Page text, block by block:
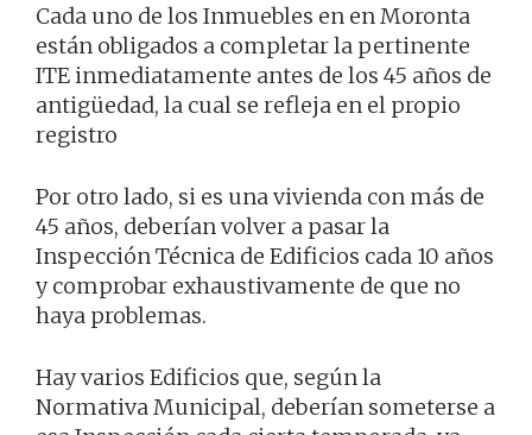
Cada uno de los Inmuebles en en Moronta
están obligados a completar la pertinente
ITE inmediatamente antes de los 45 años de
antigüedad, la cual se refleja en el propio
registro
Por otro lado, si es una vivienda con más de
45 años, deberían volver a pasar la
Inspección Técnica de Edificios cada 10 años
y comprobar exhaustivamente de que no
haya problemas.
Hay varios Edificios que, según la
Normativa Municipal, deberían someterse a